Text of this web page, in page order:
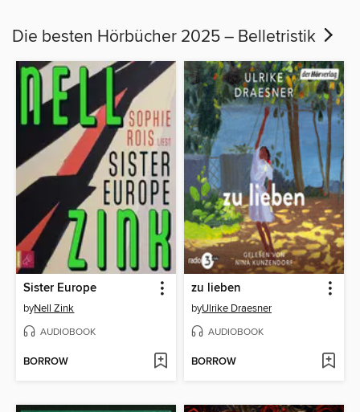
Die besten Hörbücher 2025 – Belletristik
Sister Europe
byNell Zink
AUDIOBOOK
BORROW
zu lieben
byUlrike Draesner
AUDIOBOOK
BORROW